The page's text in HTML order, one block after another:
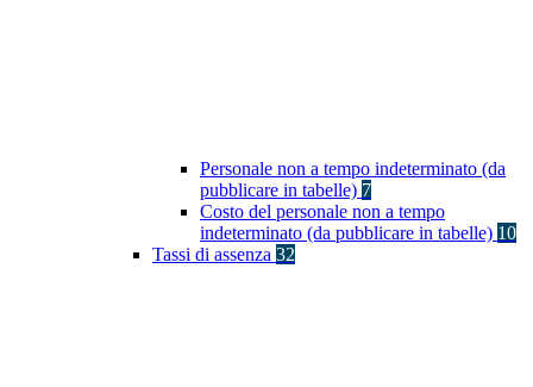
Personale non a tempo indeterminato (da
pubblicare in tabelle) 7
Costo del personale non a tempo
indeterminato (da pubblicare in tabelle) 10
Tassi di assenza 32